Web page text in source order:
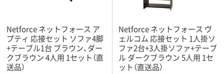
Netforce ネットフォース ア
プティ 応接セット ソファ4脚
+テーブル1台 ブラウン、ダー
クブラウン 4人用 1セット（直
送品）
Netforce ネットフォース ヴ
ェルコム 応接セット 1人掛ソ
ファ2台+3人掛ソファ+テーブ
ル ダークブラウン 5人用 1セ
ット（直送品）